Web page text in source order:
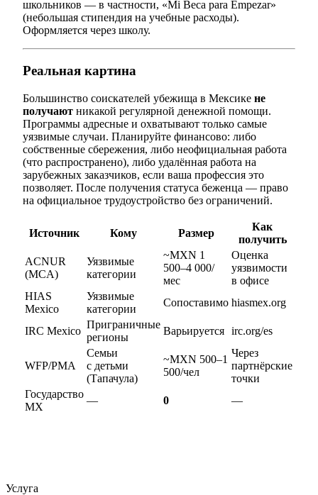
школьников — в частности, «Mi Beca para Empezar»
(небольшая стипендия на учебные расходы).
Оформляется через школу.
Реальная картина
Большинство соискателей убежища в Мексике не
получают никакой регулярной денежной помощи.
Программы адресные и охватывают только самые
уязвимые случаи. Планируйте финансово: либо
собственные сбережения, либо неофициальная работа
(что распространено), либо удалённая работа на
зарубежных заказчиков, если ваша профессия это
позволяет. После получения статуса беженца — право
на официальное трудоустройство без ограничений.
Источник Кому Размер
Как
получить
ACNUR
(MCA)
Уязвимые
категории
~MXN 1
500–4 000/
мес
Оценка
уязвимости
в офисе
HIAS
Mexico
Уязвимые
категории
Сопоставимо hiasmex.org
IRC Mexico
Приграничные
регионы
Варьируется irc.org/es
WFP/PMA
Семьи
с детьми
(Тапачула)
~MXN 500–1
500/чел
Через
партнёрские
точки
Государство
МХ
— 0 —
Услуга